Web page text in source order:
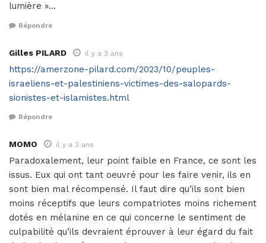
lumière »…
Répondre
Gilles PILARD il y a 3 ans
https://amerzone-pilard.com/2023/10/peuples-
israeliens-et-palestiniens-victimes-des-salopards-
sionistes-et-islamistes.html
Répondre
MOMO il y a 3 ans
Paradoxalement, leur point faible en France, ce sont les
issus. Eux qui ont tant oeuvré pour les faire venir, ils en
sont bien mal récompensé. Il faut dire qu’ils sont bien
moins réceptifs que leurs compatriotes moins richement
dotés en mélanine en ce qui concerne le sentiment de
culpabilité qu’ils devraient éprouver à leur égard du fait